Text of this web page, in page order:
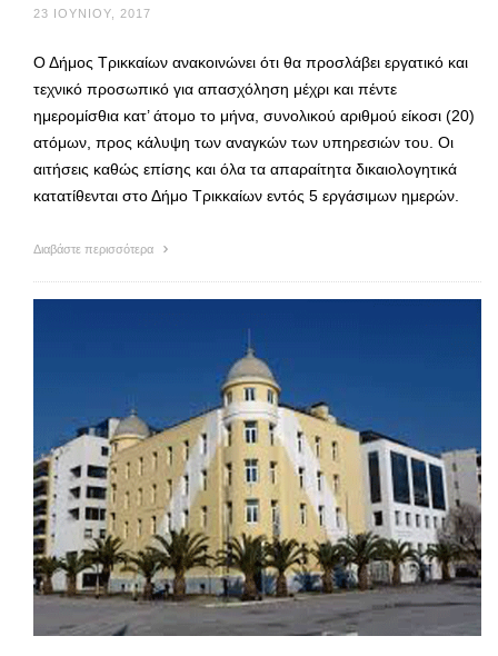
23 ΙΟΥΝΊΟΥ, 2017
Ο Δήμος Τρικκαίων ανακοινώνει ότι θα προσλάβει εργατικό και
τεχνικό προσωπικό για απασχόληση μέχρι και πέντε
ημερομίσθια κατ’ άτομο το μήνα, συνολικού αριθμού είκοσι (20)
ατόμων, προς κάλυψη των αναγκών των υπηρεσιών του. Οι
αιτήσεις καθώς επίσης και όλα τα απαραίτητα δικαιολογητικά
κατατίθενται στο Δήμο Τρικκαίων εντός 5 εργάσιμων ημερών.
Διαβάστε περισσότερα